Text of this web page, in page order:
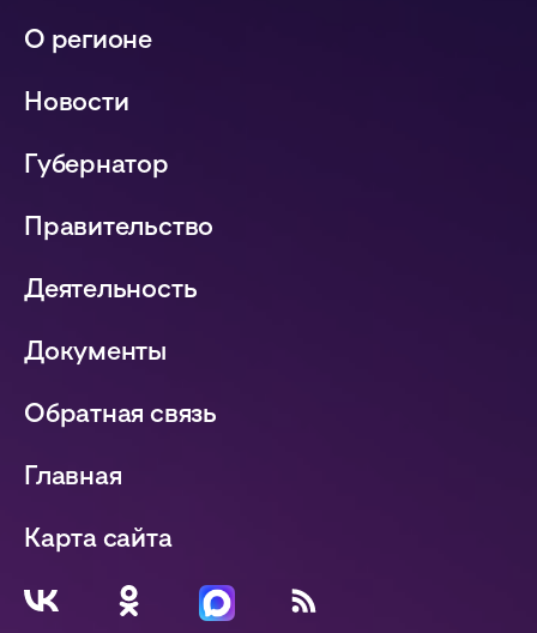
О регионе
Новости
Губернатор
Правительство
Деятельность
Документы
Обратная связь
Главная
Карта сайта